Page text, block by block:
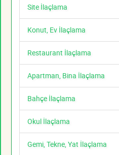
Site İlaçlama
Konut, Ev İlaçlama
Restaurant İlaçlama
Apartman, Bina İlaçlama
Bahçe İlaçlama
Okul İlaçlama
Gemi, Tekne, Yat İlaçlama